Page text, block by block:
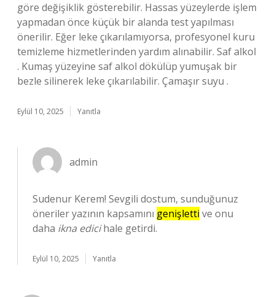
göre değişiklik gösterebilir. Hassas yüzeylerde işlem
yapmadan önce küçük bir alanda test yapılması
önerilir. Eğer leke çıkarılamıyorsa, profesyonel kuru
temizleme hizmetlerinden yardım alınabilir. Saf alkol
. Kumaş yüzeyine saf alkol dökülüp yumuşak bir
bezle silinerek leke çıkarılabilir. Çamaşır suyu .
Eylül 10, 2025 Yanıtla
admin
Sudenur Kerem! Sevgili dostum, sunduğunuz
öneriler yazının kapsamını genişletti ve onu
daha ikna edicihale getirdi.
Eylül 10, 2025 Yanıtla